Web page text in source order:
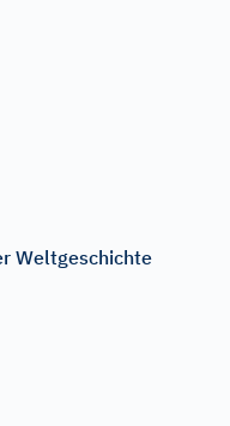
Weltgeschichte